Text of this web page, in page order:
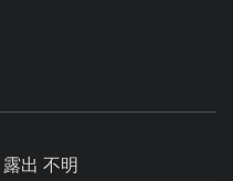
露出 不明